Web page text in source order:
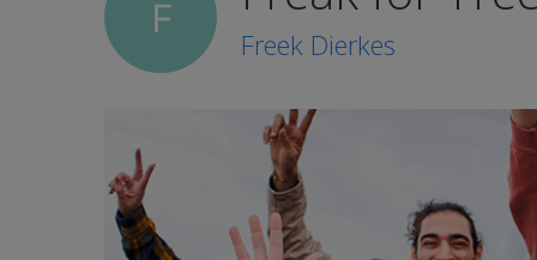
F
Freek Dierkes